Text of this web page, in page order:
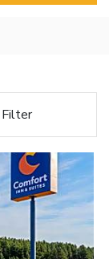
Filter